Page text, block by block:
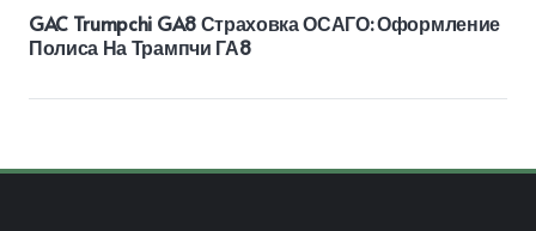
GAC Trumpchi GA8 Страховка ОСАГО: Оформление
Полиса На Трампчи ГА8